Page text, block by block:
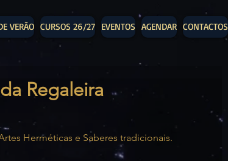
VERÃO CURSOS 26/27 EVENTOS AGENDAR CONTACTOS
Regaleira
Herméticas e Saberes tradicionais.